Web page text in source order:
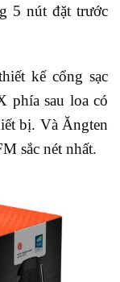
5 nút đặt trước
kế cổng sạc
phía sau loa có
bị. Và Ăngten
sắc nét nhất.